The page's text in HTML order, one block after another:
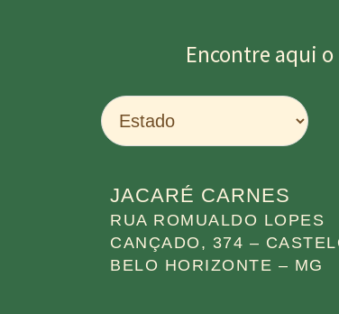
Encontre aqui
JACARÉ CARNES
RUA ROMUALDO LOPES
CANÇADO, 374 –
BELO HORIZONTE – MG